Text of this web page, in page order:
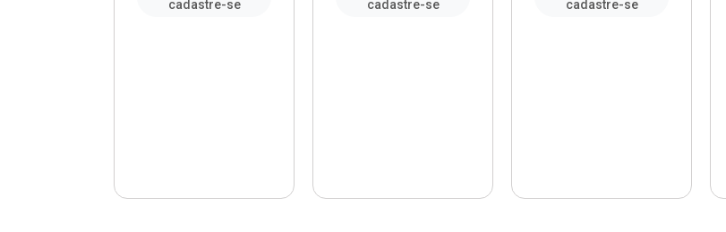
cadastre-se
cadastre-se
cadastre-se